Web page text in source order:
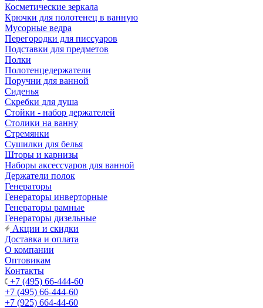
Косметические зеркала
Крючки для полотенец в ванную
Мусорные ведра
Перегородки для писсуаров
Подставки для предметов
Полки
Полотенцедержатели
Поручни для ванной
Сиденья
Скребки для душа
Стойки - набор держателей
Столики на ванну
Стремянки
Сушилки для белья
Шторы и карнизы
Наборы аксессуаров для ванной
Держатели полок
Генераторы
Генераторы инверторные
Генераторы рамные
Генераторы дизельные
Акции и скидки
Доставка и оплата
О компании
Оптовикам
Контакты
+7 (495) 66-444-60
+7 (495) 66-444-60
+7 (925) 664-44-60